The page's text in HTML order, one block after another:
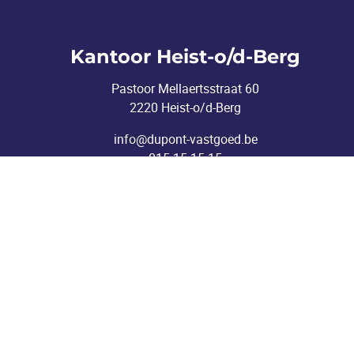
Kantoor Heist-o/d-Berg
Pastoor Mellaertsstraat 60
2220 Heist-o/d-Berg
info@dupont-vastgoed.be
015 15 15 15